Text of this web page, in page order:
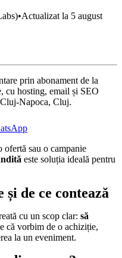
•Actualizat la 5 august
prin abonament de la
cu hosting, email și SEO
Napoca, Cluj.
sau o campanie
este soluția ideală pentru
și de ce contează
cu un scop clar: să
că vorbim de o achiziție,
la un eveniment.